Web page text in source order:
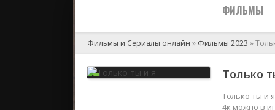
ФИЛЬМЫ
2024
Фильмы и Сериалы онлайн » Фильмы 2023 »
Только
Только ты и
4к можно в